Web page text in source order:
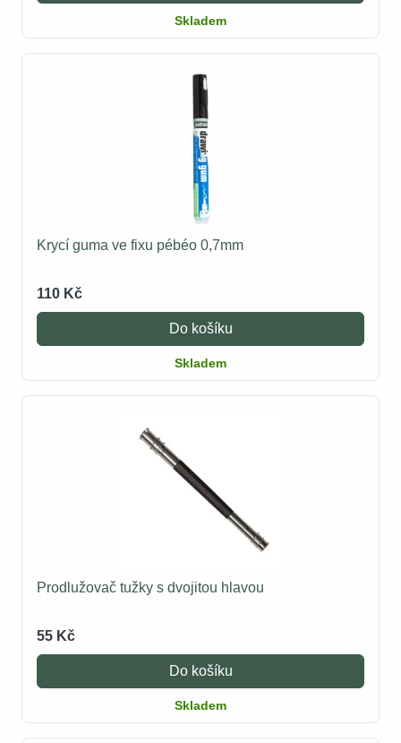
Skladem
Krycí guma ve fixu pébéo 0,7mm
110 Kč
Do košíku
Skladem
Prodlužovač tužky s dvojitou hlavou
55 Kč
Do košíku
Skladem